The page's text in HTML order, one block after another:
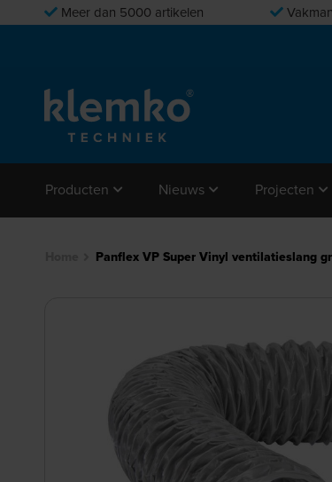
Meer dan 5000 artikelen
Producten Nieuws Projecten
Panflex VP Super Vinyl ventilatieslang